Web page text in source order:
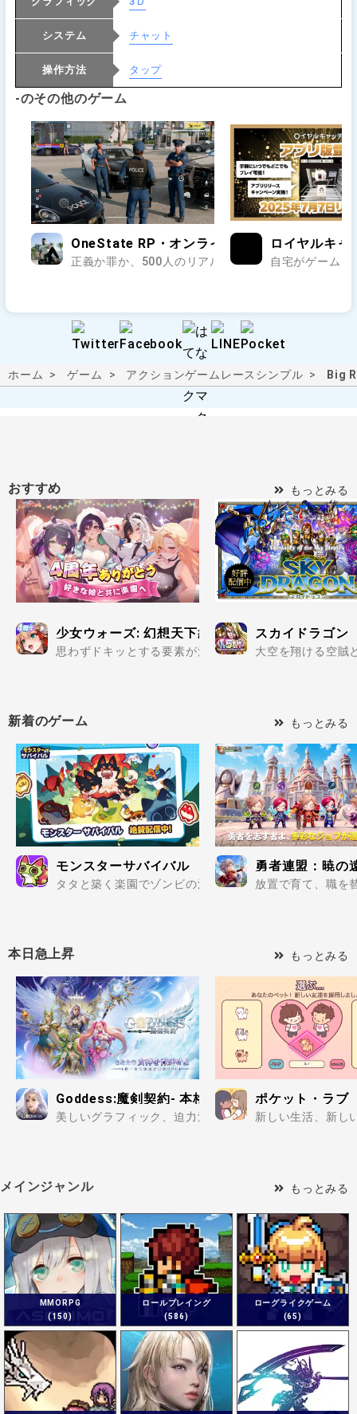
システム チャット
操作方法 タップ
-のその他のゲーム
OneState RP・オンラインのオープンワールド
正義か罪か、500人のリアルが交差する街で第二の人
ロイヤルキャ
自宅がゲーム
ホーム ゲーム アクションゲーム レース シンプル Big
おすすめ もっとみる
少女ウォーズ: 幻想天下統一戦
思わずドキッとする要素が満載の美少女だらけで楽し
スカイドラゴン
大空を翔ける空賊
新着のゲーム もっとみる
モンスターサバイバル
タタと築く楽園でゾンビの波を迎え撃て..
勇者連盟：暁の
放置で育て、職を
本日急上昇 もっとみる
Goddess:魔剣契約- 本格女神育成RPG
美しいグラフィック、迫力満点のアクションバトルが楽
ポケット・ラブ
新しい生活、新し
メインジャンル もっとみる
MMORPG
(150)
ロールプレイング
(586)
ローグライクゲーム
(65)